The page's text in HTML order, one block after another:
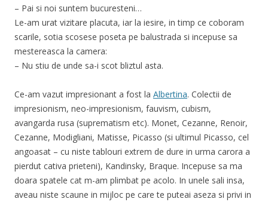
– Pai si noi suntem bucuresteni…
Le-am urat vizitare placuta, iar la iesire, in timp ce coboram
scarile, sotia scosese poseta pe balustrada si incepuse sa
mestereasca la camera:
– Nu stiu de unde sa-i scot bliztul asta.
Ce-am vazut impresionant a fost la Albertina. Colectii de
impresionism, neo-impresionism, fauvism, cubism,
avangarda rusa (suprematism etc). Monet, Cezanne, Renoir,
Cezanne, Modigliani, Matisse, Picasso (si ultimul Picasso, cel
angoasat – cu niste tablouri extrem de dure in urma carora a
pierdut cativa prieteni), Kandinsky, Braque. Incepuse sa ma
doara spatele cat m-am plimbat pe acolo. In unele sali insa,
aveau niste scaune in mijloc pe care te puteai aseza si privi in